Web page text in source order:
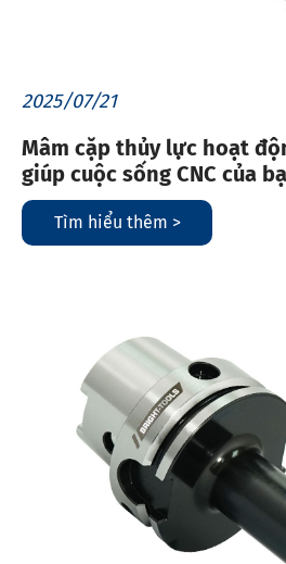
2025/07/21
Mâm cặp thủy lực hoạt
giúp cuộc sống CNC của
Tìm hiểu thêm >